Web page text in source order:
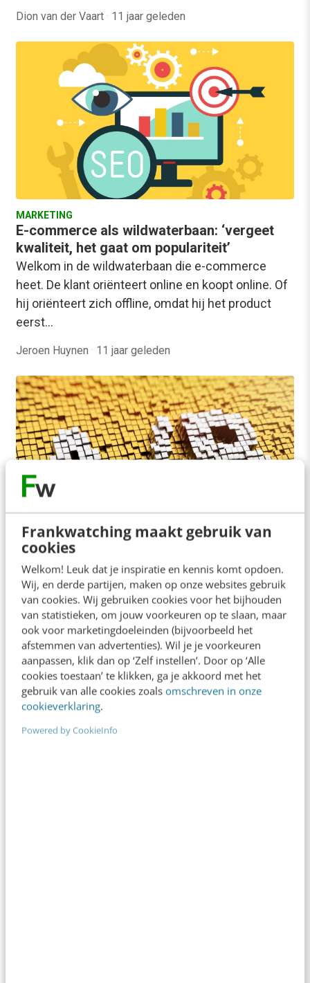
Frankwatching maakt gebruik van
cookies
Welkom! Leuk dat je inspiratie en kennis komt opdoen.
Wij, en derde partijen, maken op onze websites gebruik
van cookies. Wij gebruiken cookies voor het bijhouden
van statistieken, om jouw voorkeuren op te slaan, maar
ook voor marketingdoeleinden (bijvoorbeeld het
afstemmen van advertenties). Wil je je voorkeuren
aanpassen, klik dan op ‘Zelf instellen’. Door op ‘Alle
cookies toestaan’ te klikken, ga je akkoord met het
gebruik van alle cookies zoals omschreven in onze
cookieverklaring.
Powered by CookieInfo
Dion van der Vaart · 11 jaar geleden
MARKETING
E-commerce als wildwaterbaan: ‘vergeet
kwaliteit, het gaat om populariteit’
Welkom in de wildwaterbaan die e-commerce
heet. De klant oriënteert online en koopt online. Of
hij oriënteert zich offline, omdat hij het product
eerst…
Jeroen Huynen · 11 jaar geleden
MARKETING
A/B-testen & ROAR? Kijk verder dan
Cialdini’s neus lang is
A/B-testen is de meest populaire methode om
conversie te verbeteren. Steeds meer bedrijven
duiken op A/B-testen, hoog tijd dus om de mythen,
leugens…
Dion van der Vaart · 11 jaar geleden